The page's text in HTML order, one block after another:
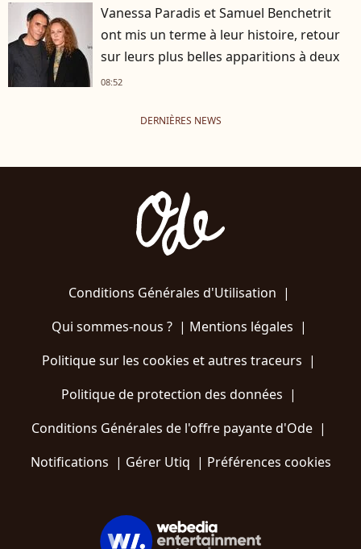
Vanessa Paradis et Samuel Benchetrit
ont mis un terme à leur histoire, retour
sur leurs plus belles apparitions à deux
08:52
DERNIÈRES NEWS
Conditions Générales d'Utilisation |
Qui sommes-nous ?| Mentions légales |
Politique sur les cookies et autres traceurs |
Politique de protection des données |
Conditions Générales de l'offre payante d'Ode |
Notifications | Gérer Utiq | Préférences cookies